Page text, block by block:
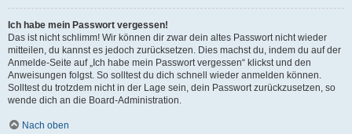
Ich habe mein Passwort vergessen!
Das ist nicht schlimm! Wir können dir zwar dein altes Passwort nicht wieder
mitteilen, du kannst es jedoch zurücksetzen. Dies machst du, indem du auf der
Anmelde-Seite auf „Ich habe mein Passwort vergessen“ klickst und den
Anweisungen folgst. So solltest du dich schnell wieder anmelden können.
Solltest du trotzdem nicht in der Lage sein, dein Passwort zurückzusetzen, so
wende dich an die Board-Administration.
Nach oben